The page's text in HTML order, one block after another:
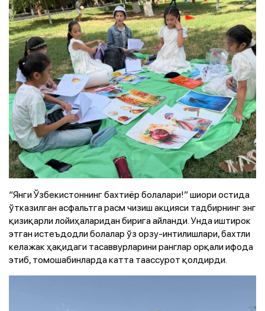
“Янги Ўзбекистоннинг бахтиёр болалари!” шиори остида
ўтказилган асфальтга расм чизиш акцияси тадбирнинг энг
қизиқарли лойиҳаларидан бирига айланди. Унда иштирок
этган истеъдодли болалар ўз орзу-интилишлари, бахтли
келажак ҳақидаги тасаввурларини ранглар орқали ифода
этиб, томошабинларда катта таассурот қолдирди.